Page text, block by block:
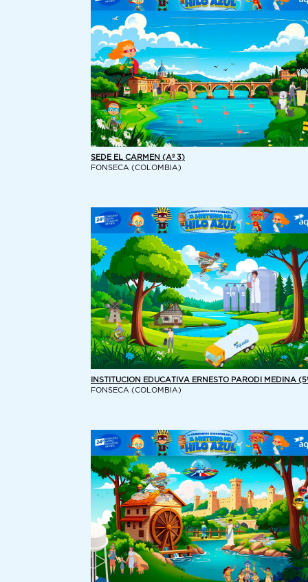
SEDE EL CARMEN (Aº 3)
FONSECA (COLOMBIA)
INSTITUCION EDUCATIVA ERNESTO PARODI MEDINA
FONSECA (COLOMBIA)